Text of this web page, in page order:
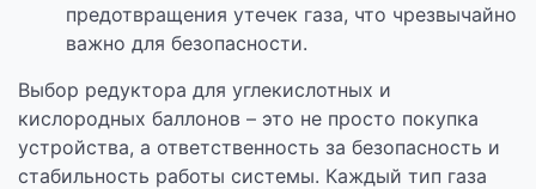
предотвращения утечек газа, что чрезвычайно
важно для безопасности.
Выбор редуктора для углекислотных и
кислородных баллонов – это не просто покупка
устройства, а ответственность за безопасность и
стабильность работы системы. Каждый тип газа